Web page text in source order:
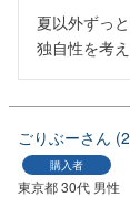
夏以外ずっ
独自性を考
ごりぶー 2
購入者
東京都30代 男性